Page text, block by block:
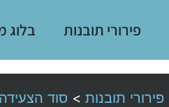
פירורי תובנות בלוג
פירורי תובנות > סוד הצעידה